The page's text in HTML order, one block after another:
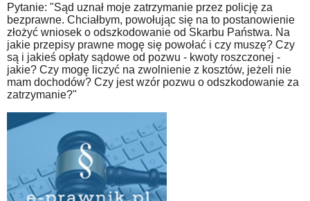
Pytanie: "Sąd uznał moje zatrzymanie przez policję za
bezprawne. Chciałbym, powołując się na to postanowienie
złożyć wniosek o odszkodowanie od Skarbu Państwa. Na
jakie przepisy prawne mogę się powołać i czy muszę? Czy
są i jakieś opłaty sądowe od pozwu - kwoty roszczonej -
jakie? Czy mogę liczyć na zwolnienie z kosztów, jeżeli nie
mam dochodów? Czy jest wzór pozwu o odszkodowanie za
zatrzymanie?"